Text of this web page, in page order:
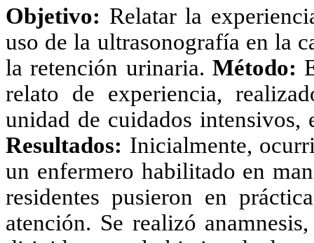
Objetivo: Relatar la
uso de la ultrasonografía en la
la retención urinaria. Método:
relato de experiencia,
unidad de cuidados
Resultados: Inicialmente,
un enfermero habilitado en
residentes pusieron en
atención. Se realizó